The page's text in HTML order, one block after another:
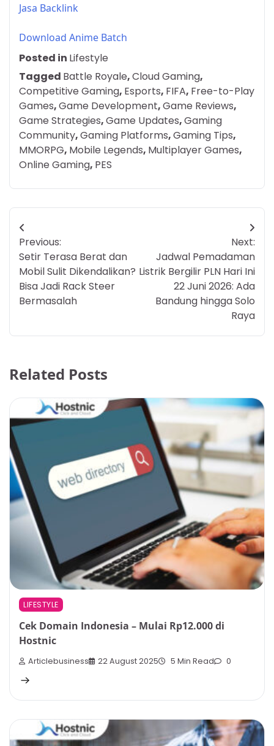
Jasa Backlink
Download Anime Batch
Posted in Lifestyle
Tagged Battle Royale,Cloud Gaming,
Competitive Gaming, Esports, FIFA, Free-to-Play
Games,Game Development,Game Reviews,
Game Strategies,Game Updates,Gaming
Community,Gaming Platforms,Gaming Tips,
MMORPG, Mobile Legends, Multiplayer Games,
Online Gaming, PES
Post
navigation
Previous:
Setir Terasa Berat dan
Mobil Sulit Dikendalikan?
Bisa Jadi Rack Steer
Bermasalah
Next:
Jadwal Pemadaman
Listrik Bergilir PLN Hari Ini
22 Juni 2026: Ada
Bandung hingga Solo
Raya
Related Posts
LIFESTYLE
Cek Domain Indonesia – Mulai Rp12.000 di
Hostnic
Articlebusiness 22 August 2025 5 Min Read 0